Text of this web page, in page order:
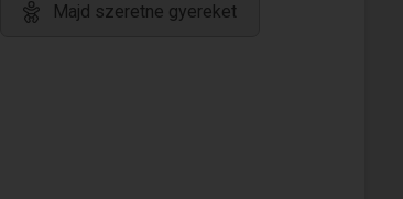
Majd szeretne gyereket